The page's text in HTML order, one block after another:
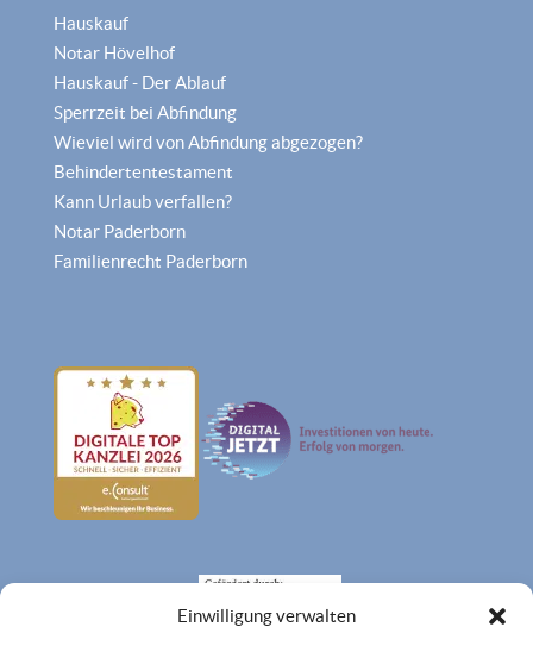
Einwilligung verwalten
Hauskauf
Notar Hövelhof
Hauskauf - Der Ablauf
Sperrzeit bei Abfindung
Wieviel wird von Abfindung abgezogen?
Behindertentestament
Kann Urlaub verfallen?
Notar Paderborn
Familienrecht Paderborn